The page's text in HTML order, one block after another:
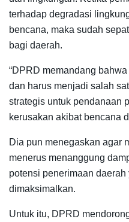
terhadap degradasi
bencana, maka sudah
bagi daerah.
“DPRD memandang
dan harus menjadi salah
strategis untuk pendanaan
kerusakan akibat bencana
Dia pun menegaskan agar
menerus menanggung
potensi penerimaan
dimaksimalkan.
Untuk itu, DPRD